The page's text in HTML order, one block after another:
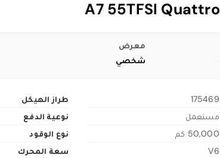
معرض
شخصي
175469
مستعمل
50,000 كم
V6
طراز الهيكل
نوعية الدفع
نوع الوقود
سعة المحرك